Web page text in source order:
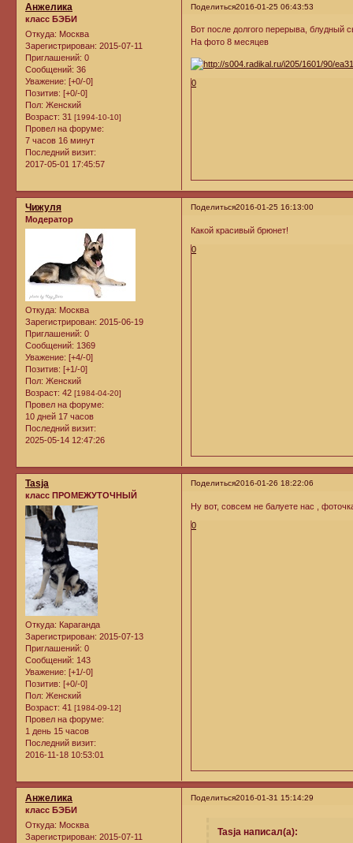
Поделиться2016-01-25 06:43:53
Анжелика
класс БЭБИ
Откуда: Москва
Зарегистрирован: 2015-07-11
Приглашений: 0
Сообщений: 36
Уважение: [+0/-0]
Позитив: [+0/-0]
Пол: Женский
Возраст: 31 [1994-10-10]
Провел на форуме:
7 часов 16 минут
Последний визит:
2017-05-01 17:45:57
Вот после долгого перерыва, блудный
На фото 8 месяцев
0
Поделиться2016-01-25 16:13:00
Чижуля
Модератор
Откуда: Москва
Зарегистрирован: 2015-06-19
Приглашений: 0
Сообщений: 1369
Уважение: [+4/-0]
Позитив: [+1/-0]
Пол: Женский
Возраст: 42 [1984-04-20]
Провел на форуме:
10 дней 17 часов
Последний визит:
2025-05-14 12:47:26
Какой красивый брюнет!
0
Поделиться2016-01-26 18:22:06
Tasja
класс ПРОМЕЖУТОЧНЫЙ
Откуда: Караганда
Зарегистрирован: 2015-07-13
Приглашений: 0
Сообщений: 143
Уважение: [+1/-0]
Позитив: [+0/-0]
Пол: Женский
Возраст: 41 [1984-09-12]
Провел на форуме:
1 день 15 часов
Последний визит:
2016-11-18 10:53:01
Ну вот, совсем не балуете нас ,
0
Поделиться2016-01-31 15:14:29
Анжелика
класс БЭБИ
Откуда: Москва
Зарегистрирован: 2015-07-11
Tasja написал(а):